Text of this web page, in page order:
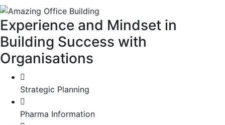
Experience and Mindset in
Building Success with
Organisations
Strategic Planning
Pharma Information